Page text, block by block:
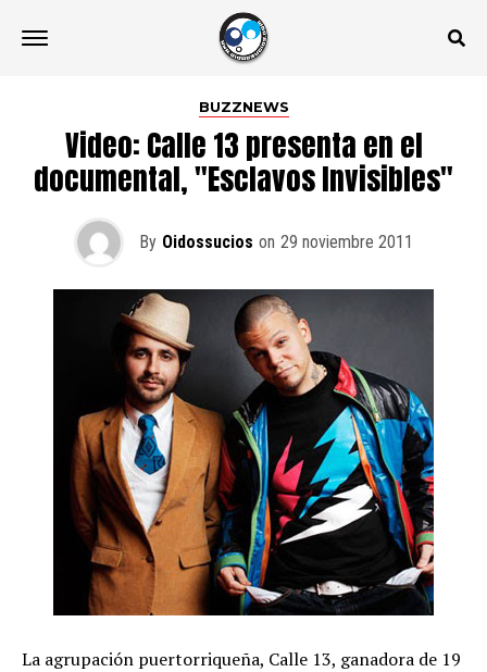
BUZZNEWS
Video: Calle 13 presenta en el
documental, "Esclavos Invisibles"
By Oidossucios on 29 noviembre 2011
La agrupación puertorriqueña, Calle 13, ganadora de 19